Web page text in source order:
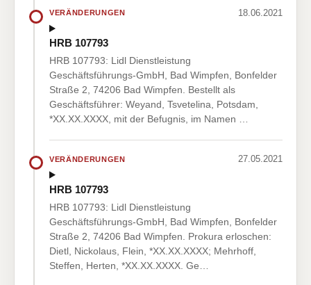
VERÄNDERUNGEN 18.06.2021
HRB 107793
HRB 107793: Lidl Dienstleistung
Geschäftsführungs-GmbH, Bad Wimpfen, Bonfelder
Straße 2, 74206 Bad Wimpfen. Bestellt als
Geschäftsführer: Weyand, Tsvetelina, Potsdam,
*XX.XX.XXXX, mit der Befugnis, im Namen …
VERÄNDERUNGEN 27.05.2021
HRB 107793
HRB 107793: Lidl Dienstleistung
Geschäftsführungs-GmbH, Bad Wimpfen, Bonfelder
Straße 2, 74206 Bad Wimpfen. Prokura erloschen:
Dietl, Nickolaus, Flein, *XX.XX.XXXX; Mehrhoff,
Steffen, Herten, *XX.XX.XXXX. Ge…